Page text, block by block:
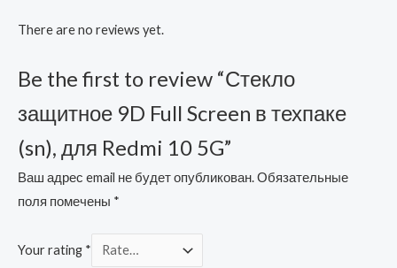
10
quantity
There are no reviews yet.
Be the first to review “Стекло
защитное 9D Full Screen в техпаке
(sn), для Redmi 10 5G”
Ваш адрес email не будет опубликован.Обязательные
поля помечены *
Your rating *